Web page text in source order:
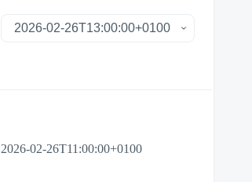
2026-02-26T11:00:00+0100